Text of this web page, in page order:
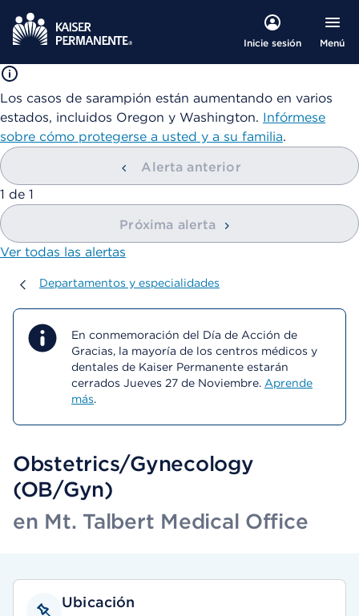
Inicie sesión Menú
Los casos de sarampión están aumentando en varios
estados, incluidos Oregon y Washington. Infórmese
sobre cómo protegerse a usted y a su familia.
Alerta anterior
mostrando
1 de 1
Próxima alerta
Ver todas las alertas
Departamentos y especialidades
Departamentos y especialidades
En conmemoración del Día de Acción de
Gracias, la mayoría de los centros médicos y
dentales de Kaiser Permanente estarán
cerrados Jueves 27 de Noviembre. Aprende
más.
Obstetrics/Gynecology
(OB/Gyn)
en Mt. Talbert Medical Office
Ubicación